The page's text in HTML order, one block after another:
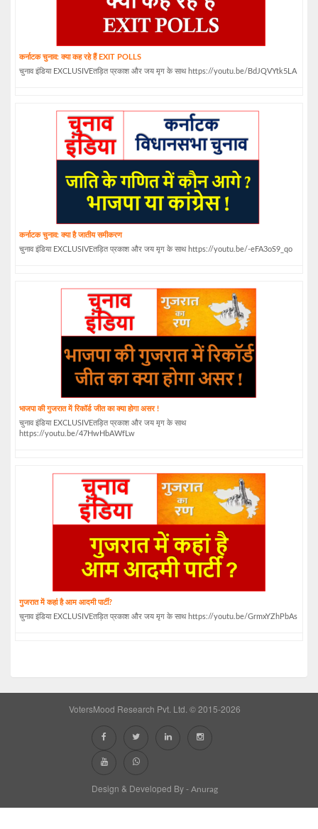
कर्नाटक चुनाव: क्या कह रहे हैं EXIT POLLS
चुनाव इंडिया EXCLUSIVEतड़ित प्रकाश और जय मृग के साथ https://youtu.be/BdJQVYtk5LA
कर्नाटक चुनाव: क्या है जातीय समीकरण
चुनाव इंडिया EXCLUSIVEतड़ित प्रकाश और जय मृग के साथ https://youtu.be/-eFA3oS9_qo
भाजपा की गुजरात में रिकॉर्ड जीत का क्या होगा असर !
चुनाव इंडिया EXCLUSIVEतड़ित प्रकाश और जय मृग के साथ
https://youtu.be/47HwHbAWfLw
गुजरात में कहां है आम आदमी पार्टी?
चुनाव इंडिया EXCLUSIVEतड़ित प्रकाश और जय मृग के साथ https://youtu.be/GrmxYZhPbAs
VotersMood Research Pvt. Ltd. © 2015-2026
Design & Developed By - Anurag